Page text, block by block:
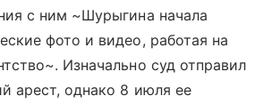
с ним ~Шурыгина начала
фото и видео, работая на
Изначально суд отправил
арест, однако 8 июля ее